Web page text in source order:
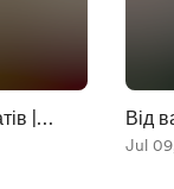
|
Від
Jul